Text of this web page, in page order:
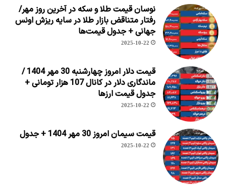
نوسان قیمت طلا و سکه در آخرین روز مهر/
رفتار متناقض بازار طلا در سایه ریزش اونس
جهانی + جدول قیمت‌ها
2025-10-22
قیمت دلار امروز چهارشنبه 30 مهر 1404 /
ماندگاری دلار در کانال 107 هزار تومانی +
جدول قیمت ارزها
2025-10-22
قیمت سیمان امروز 30 مهر 1404 + جدول
2025-10-22